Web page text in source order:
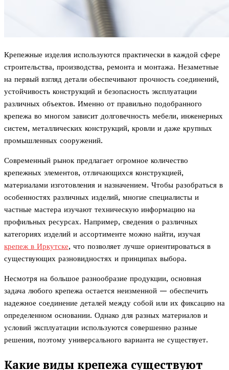
Крепежные изделия используются практически в каждой сфере
строительства, производства, ремонта и монтажа. Незаметные
на первый взгляд детали обеспечивают прочность соединений,
устойчивость конструкций и безопасность эксплуатации
различных объектов. Именно от правильно подобранного
крепежа во многом зависит долговечность мебели, инженерных
систем, металлических конструкций, кровли и даже крупных
промышленных сооружений.
Современный рынок предлагает огромное количество
крепежных элементов, отличающихся конструкцией,
материалами изготовления и назначением. Чтобы разобраться в
особенностях различных изделий, многие специалисты и
частные мастера изучают техническую информацию на
профильных ресурсах. Например, сведения о различных
категориях изделий и ассортименте можно найти, изучая
крепеж в Иркутске, что позволяет лучше ориентироваться в
существующих разновидностях и принципах выбора.
Несмотря на большое разнообразие продукции, основная
задача любого крепежа остается неизменной — обеспечить
надежное соединение деталей между собой или их фиксацию на
определенном основании. Однако для разных материалов и
условий эксплуатации используются совершенно разные
решения, поэтому универсального варианта не существует.
Какие виды крепежа существуют